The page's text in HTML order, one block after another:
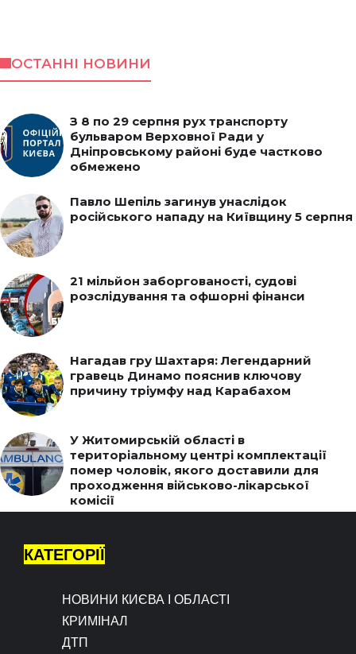
ОСТАННІ НОВИНИ
З 8 по 29 серпня рух транспорту
бульваром Верховної Ради у
Дніпровському районі буде частково
обмежено
Павло Шепіль загинув унаслідок
російського нападу на Київщину 5 серпня
21 мільйон заборгованості, судові
розслідування та офшорні фінанси
Нагадав гру Шахтаря: Легендарний
гравець Динамо пояснив ключову
причину тріумфу над Карабахом
У Житомирській області в
територіальному центрі комплектації
помер чоловік, якого доставили для
проходження військово-лікарської
комісії
КАТЕГОРІЇ
НОВИНИ КИЄВА І ОБЛАСТІ
КРИМІНАЛ
ДТП